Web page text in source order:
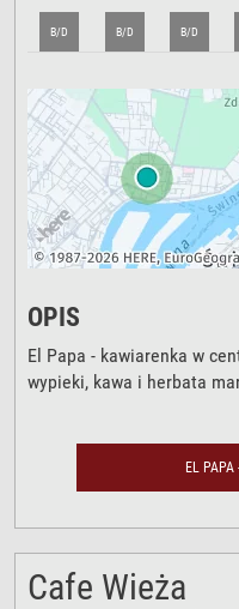
B/D B/D B/D
OPIS
El Papa - kawiarenka w
wypieki, kawa i herbata
EL PAPA
Cafe Wieża